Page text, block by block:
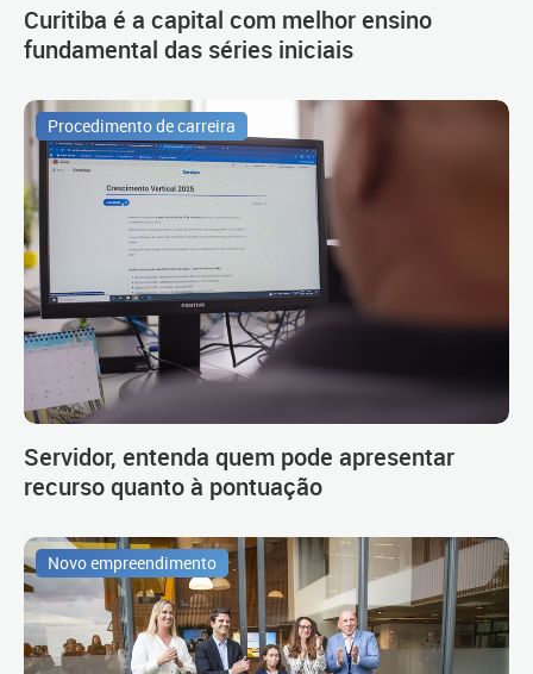
Curitiba é a capital com melhor ensino
fundamental das séries iniciais
Procedimento de carreira
Servidor, entenda quem pode apresentar
recurso quanto à pontuação
Novo empreendimento